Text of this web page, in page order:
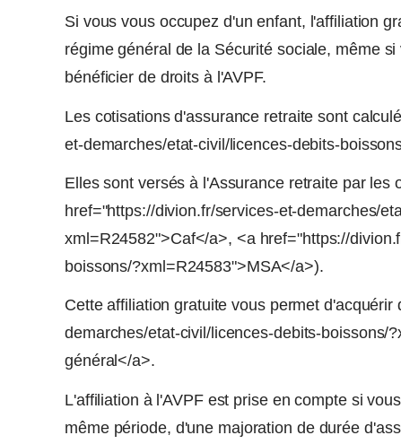
Si vous vous occupez d'un enfant, l'affiliation
régime général de la Sécurité sociale, même
bénéficier de droits à l'AVPF.
Les cotisations d'assurance retraite sont
et-demarches/etat-civil/licences-debits-
Elles sont versés à l'Assurance retraite par
href="https://divion.fr/services-et-demarches/
xml=R24582">Caf</a>, <a href="https://
boissons/?xml=R24583">MSA</a>).
Cette affiliation gratuite vous permet
demarches/etat-civil/licences-debits-boissons/
général</a>.
L'affiliation à l'AVPF est prise en compte si
même période, d'une majoration de durée